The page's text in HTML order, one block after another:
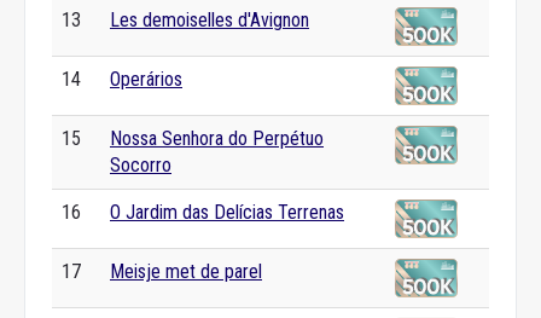
13 Les demoiselles d'Avignon
14 Operários
15
Nossa Senhora do Perpétuo
Socorro
16 O Jardim das Delícias Terrenas
17 Meisje met de parel